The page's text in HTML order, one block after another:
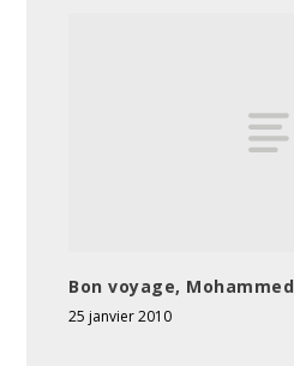
Bon voyage, Mohammed
25 janvier 2010